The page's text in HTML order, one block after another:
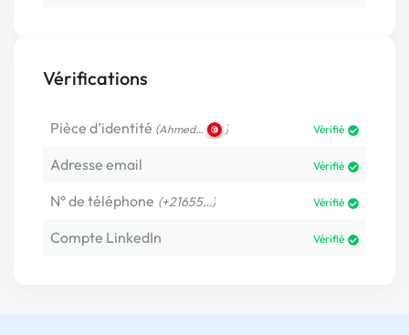
Vérifications
Pièce d’identité (Ahmed… ) Vérifié
Adresse email Vérifié
N° de téléphone (+21655…) Vérifié
Compte LinkedIn Vérifié